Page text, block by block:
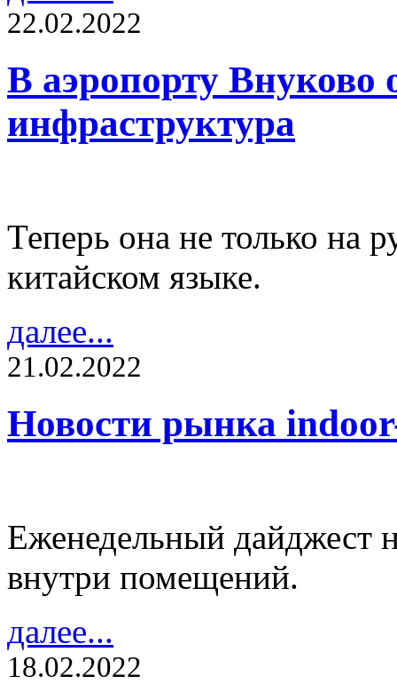
22.02.2022
В аэропорту Внуково
инфраструктура
Теперь она не только на
китайском языке.
далее...
21.02.2022
Новости рынка
Еженедельный дайджест
внутри помещений.
далее...
18.02.2022